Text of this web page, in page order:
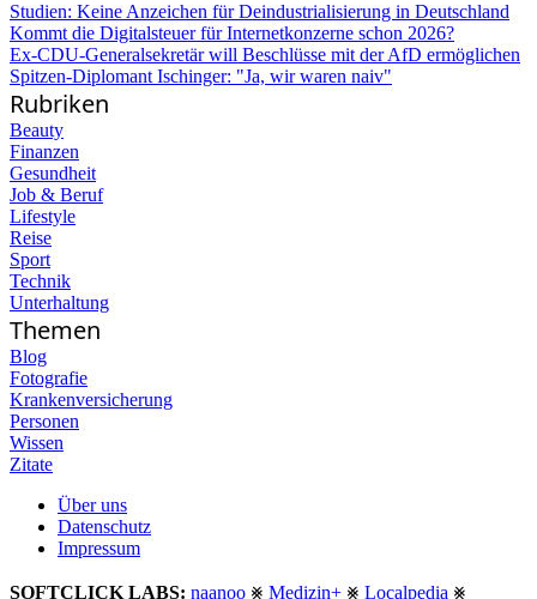
Studien: Keine Anzeichen für Deindustrialisierung in Deutschland
Kommt die Digitalsteuer für Internetkonzerne schon 2026?
Ex-CDU-Generalsekretär will Beschlüsse mit der AfD ermöglichen
Spitzen-Diplomant Ischinger: "Ja, wir waren naiv"
Rubriken
Beauty
Finanzen
Gesundheit
Job & Beruf
Lifestyle
Reise
Sport
Technik
Unterhaltung
Themen
Blog
Fotografie
Krankenversicherung
Personen
Wissen
Zitate
Über uns
Datenschutz
Impressum
SOFTCLICK LABS: naanoo ⨳ Medizin+ ⨳ Localpedia ⨳